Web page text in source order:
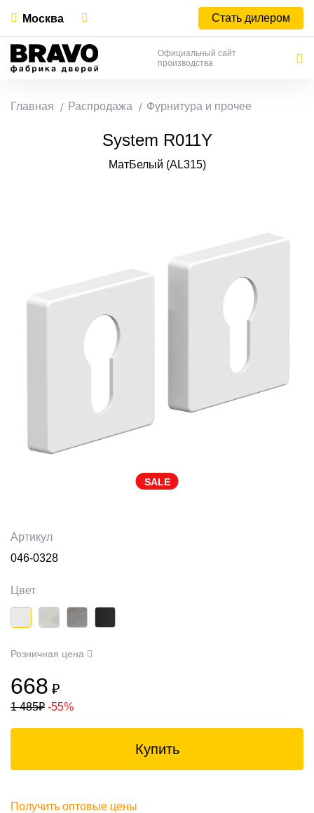
Москва Стать дилером
Официальный сайт
производства
Главная Распродажа Фурнитура и прочее
System R011Y
МатБелый (AL315)
SALE
Артикул
046-0328
Цвет
Розничная цена
668 ₽
1 485₽ -55%
Купить
Получить оптовые цены